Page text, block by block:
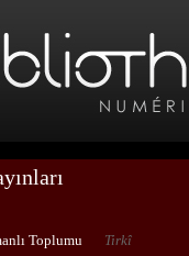
Toplumu
Tirkî